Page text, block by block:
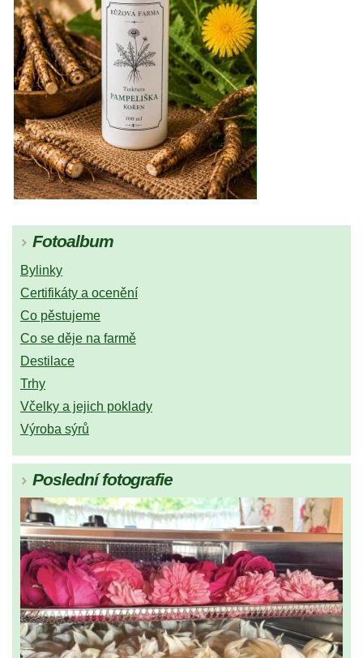
Fotoalbum
Bylinky
Certifikáty a ocenění
Co pěstujeme
Co se děje na farmě
Destilace
Trhy
Včelky a jejich poklady
Výroba sýrů
Poslední fotografie